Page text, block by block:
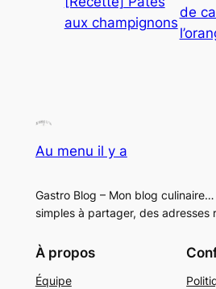
aux champignons
de
Au menu il y a
Gastro Blog – Mon blog
simples à partager, des adresses
À propos
Équipe